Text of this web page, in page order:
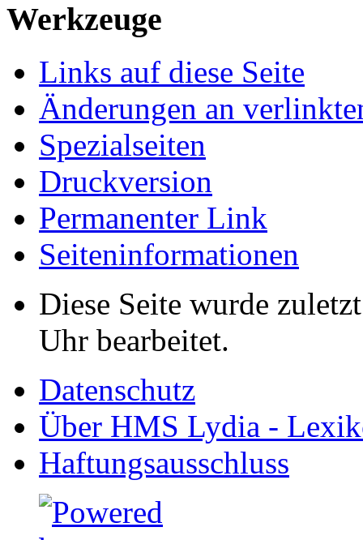
Werkzeuge
Links auf diese Seite
Änderungen an
Spezialseiten
Druckversion
Permanenter Link
Seiten­informationen
Diese Seite wurde
Uhr bearbeitet.
Datenschutz
Über HMS Lydia -
Haftungsausschluss